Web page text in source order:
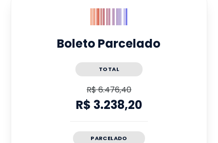
Boleto Parcelado
TOTAL
R$ 6.476,40
R$ 3.238,20
PARCELADO